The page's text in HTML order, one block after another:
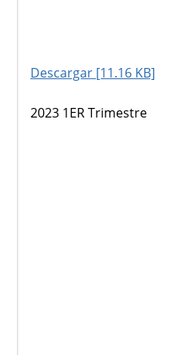
Descargar [11.16 KB]
2023 1ER Trimestre